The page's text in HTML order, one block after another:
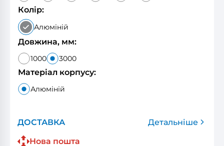
Колір:
Алюміній
Довжина, мм:
1000 3000
Матеріал корпусу:
Алюміній
ДОСТАВКА
Детальніше
Нова пошта